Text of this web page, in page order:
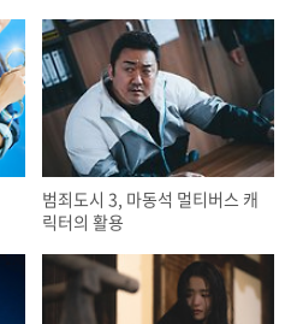
범죄도시 3, 마동석 멀티버스 캐
릭터의 활용